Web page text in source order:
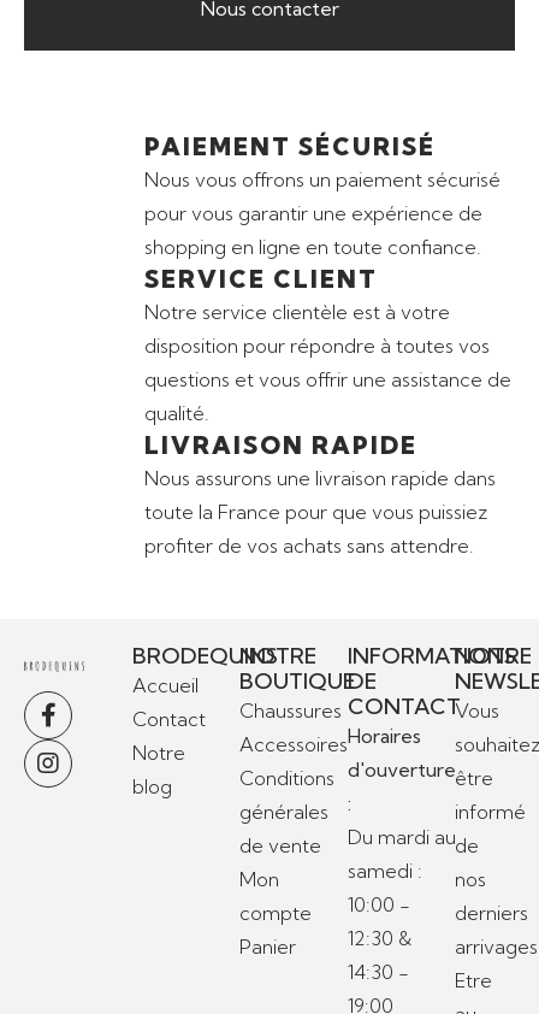
Nous contacter
PAIEMENT SÉCURISÉ
Nous vous offrons un paiement sécurisé
pour vous garantir une expérience de
shopping en ligne en toute confiance.
SERVICE CLIENT
Notre service clientèle est à votre
disposition pour répondre à toutes vos
questions et vous offrir une assistance de
qualité.
LIVRAISON RAPIDE
Nous assurons une livraison rapide dans
toute la France pour que vous puissiez
profiter de vos achats sans attendre.
BRODEQUINS
Accueil
Contact
Notre
blog
NOTRE
BOUTIQUE
Chaussures
Accessoires
Conditions
générales
de vente
Mon
compte
Panier
INFORMATIONS
DE
CONTACT
Horaires
d'ouverture
:
Du mardi au
samedi :
10:00 -
12:30 &
14:30 -
19:00
NOTRE
Vous
être
informé
de
nos
derniers
Etre